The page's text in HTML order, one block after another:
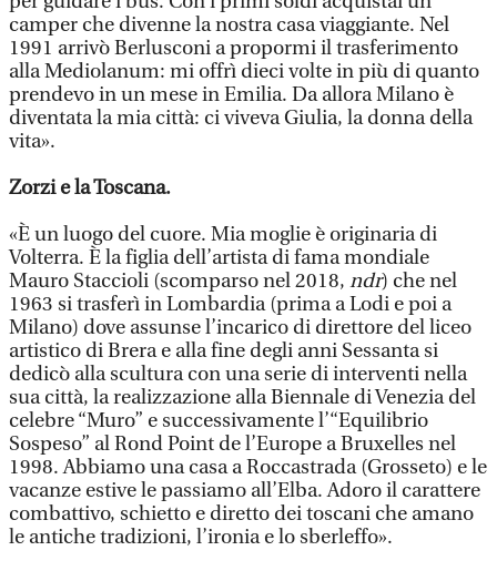
camper che divenne la nostra casa viaggiante. Nel
1991 arrivò Berlusconi a propormi il trasferimento
alla Mediolanum: mi offrì dieci volte in più di quanto
prendevo in un mese in Emilia. Da allora Milano è
diventata la mia città: ci viveva Giulia, la donna della
vita».
Zorzi e la Toscana.
«È un luogo del cuore. Mia moglie è originaria di
Volterra. È la figlia dell’artista di fama mondiale
Mauro Staccioli (scomparso nel 2018, ndr) che nel
1963 si trasferì in Lombardia (prima a Lodi e poi a
Milano) dove assunse l’incarico di direttore del liceo
artistico di Brera e alla fine degli anni Sessanta si
dedicò alla scultura con una serie di interventi nella
sua città, la realizzazione alla Biennale di Venezia del
celebre “Muro” e successivamente l’“Equilibrio
Sospeso” al Rond Point de l’Europe a Bruxelles nel
1998. Abbiamo una casa a Roccastrada (Grosseto) e le
vacanze estive le passiamo all’Elba. Adoro il carattere
combattivo, schietto e diretto dei toscani che amano
le antiche tradizioni, l’ironia e lo sberleffo».